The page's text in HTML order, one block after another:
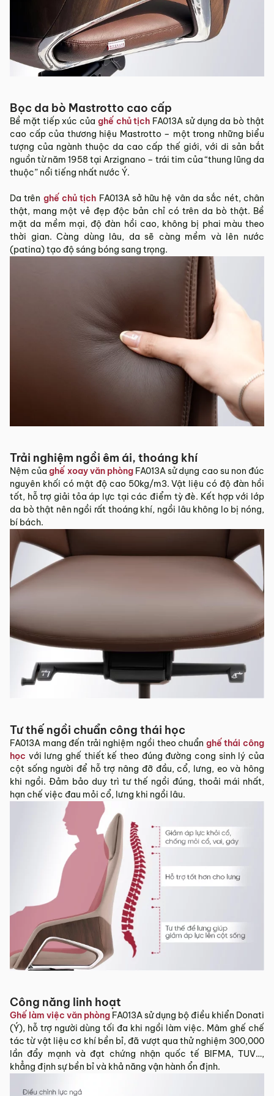
Bọc da bò Mastrotto cao cấp
Bề mặt tiếp xúc của ghế chủ tịch FA013A sử dụng da bò thật
cao cấp của thương hiệu Mastrotto – một trong những biểu
tượng của ngành thuộc da cao cấp thế giới, với di sản bắt
nguồn từ năm 1958 tại Arzignano – trái tim của “thung lũng da
thuộc” nổi tiếng nhất nước Ý.
Da trên ghế chủ tịch FA013A sở hữu hệ vân da sắc nét, chân
thật, mang một vẻ đẹp độc bản chỉ có trên da bò thật. Bề
mặt da mềm mại, độ đàn hồi cao, không bị phai màu theo
thời gian. Càng dùng lâu, da sẽ càng mềm và lên nước
(patina) tạo độ sáng bóng sang trọng.
Trải nghiệm ngồi êm ái, thoáng khí
Nệm củaghế xoay văn phòngFA013A sử dụng cao su non đúc
nguyên khối có mật độ cao 50kg/m3. Vật liệu có độ đàn hồi
tốt, hỗ trợ giải tỏa áp lực tại các điểm tỳ đè. Kết hợp với lớp
da bò thật nên ngồi rất thoáng khí, ngồi lâu không lo bị nóng,
bí bách.
Tư thế ngồi chuẩn công thái học
FA013A mang đến trải nghiệm ngồi theo chuẩn ghế thái công
học với lưng ghế thiết kế theo đúng đường cong sinh lý của
cột sống người để hỗ trợ nâng đỡ đầu, cổ, lưng, eo và hông
khi ngồi. Đảm bảo duy trì tư thế ngồi đúng, thoải mái nhất,
hạn chế việc đau mỏi cổ, lưng khi ngồi lâu.
Công năng linh hoạt
Ghế làm việc văn phòng FA013A sử dụng bộ điều khiển Donati
(Ý), hỗ trợ người dùng tối đa khi ngồi làm việc. Mâm ghế chế
tác từ vật liệu cơ khí bền bỉ, đã vượt qua thử nghiệm 300,000
lần đẩy mạnh và đạt chứng nhận quốc tế BIFMA, TUV…,
khẳng định sự bền bỉ và khả năng vận hành ổn định.